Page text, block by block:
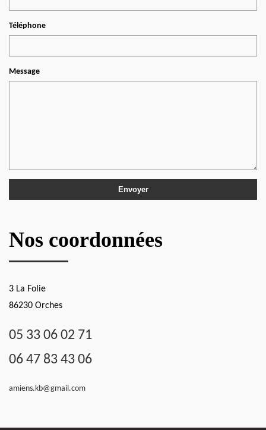
Téléphone
Message
Nos coordonnées
3 La Folie
86230 Orches
05 33 06 02 71
06 47 83 43 06
amiens.kb@gmail.com